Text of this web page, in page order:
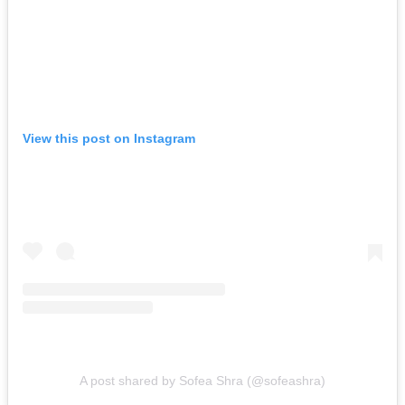
View this post on Instagram
A post shared by Sofea Shra (@sofeashra)